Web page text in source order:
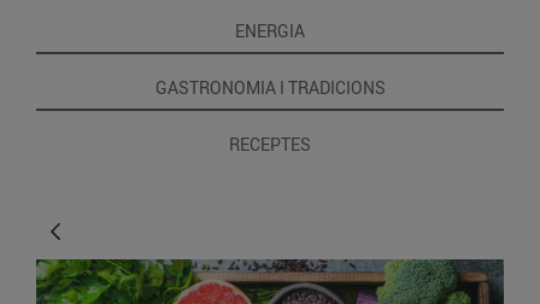
ENERGIA
GASTRONOMIA I TRADICIONS
RECEPTES